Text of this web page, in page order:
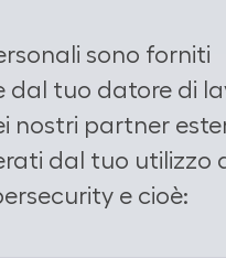
sono forniti
dal tuo datore di
nostri partner
dal tuo utilizzo
e cioè: